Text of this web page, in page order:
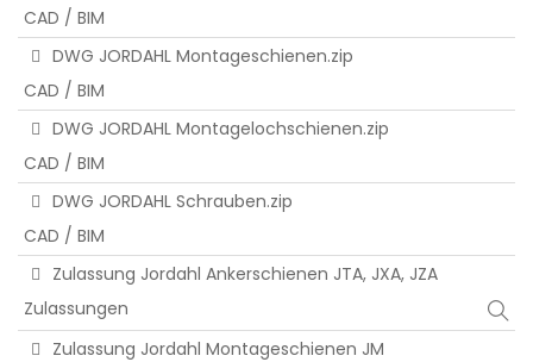
CAD / BIM
DWG JORDAHL Montageschienen.zip
CAD / BIM
DWG JORDAHL Montagelochschienen.zip
CAD / BIM
DWG JORDAHL Schrauben.zip
CAD / BIM
Zulassung Jordahl Ankerschienen JTA, JXA, JZA
Zulassungen
Zulassung Jordahl Montageschienen JM